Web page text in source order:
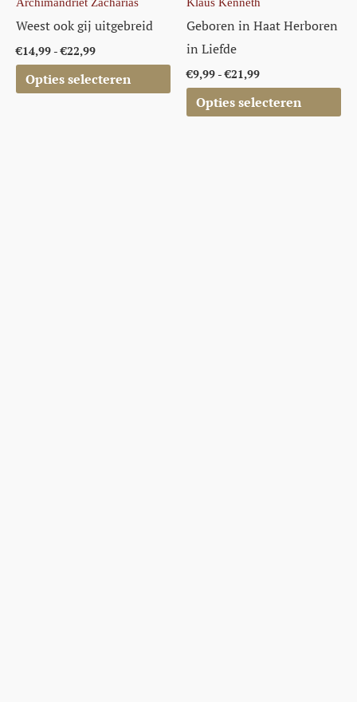
Weest ook gij uitgebreid
€14,99 - €22,99
Opties selecteren
productpagina
Geboren in Haat Herboren
in Liefde
€9,99 - €21,99
Opties selecteren
productpagina